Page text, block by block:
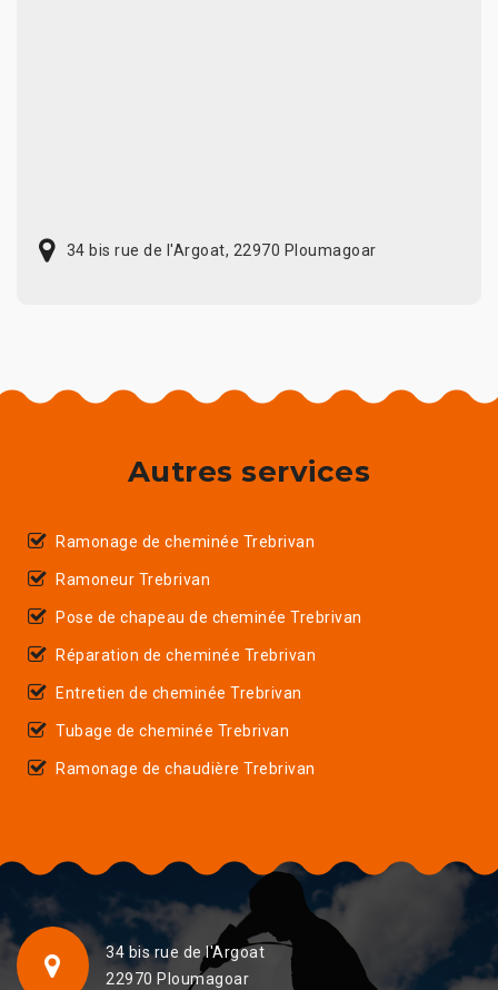
34 bis rue de l'Argoat, 22970 Ploumagoar
Autres services
Ramonage de cheminée Trebrivan
Ramoneur Trebrivan
Pose de chapeau de cheminée Trebrivan
Réparation de cheminée Trebrivan
Entretien de cheminée Trebrivan
Tubage de cheminée Trebrivan
Ramonage de chaudière Trebrivan
34 bis rue de l'Argoat
22970 Ploumagoar